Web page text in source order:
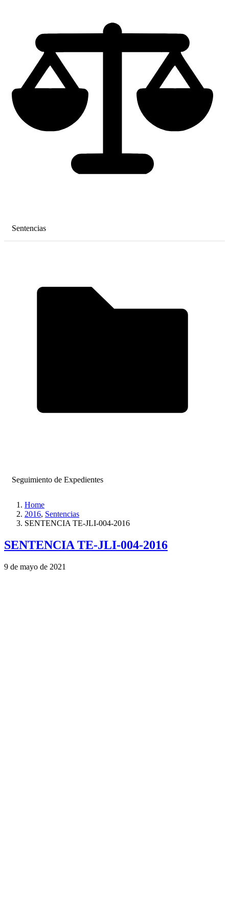
Sentencias
Seguimiento de Expedientes
Home
2016, Sentencias
SENTENCIA TE-JLI-004-2016
SENTENCIA TE-JLI-004-2016
9 de mayo de 2021